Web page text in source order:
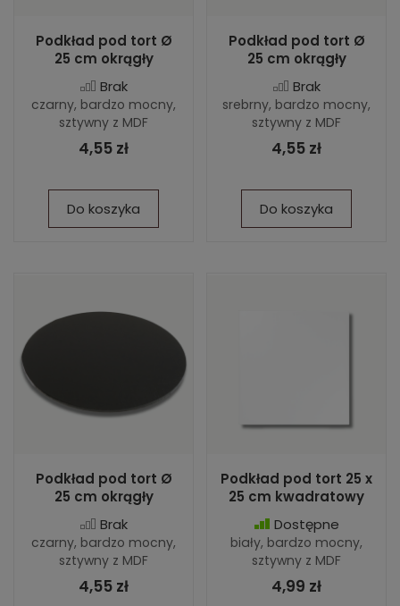
Podkład pod tort Ø
25 cm okrągły
Brak
czarny, bardzo mocny,
sztywny z MDF
4,55 zł
Do koszyka
Podkład pod tort Ø
25 cm okrągły
Brak
srebrny, bardzo mocny,
sztywny z MDF
4,55 zł
Do koszyka
Podkład pod tort Ø
25 cm okrągły
Brak
czarny, bardzo mocny,
sztywny z MDF
4,55 zł
Podkład pod tort 25 x
25 cm kwadratowy
Dostępne
biały, bardzo mocny,
sztywny z MDF
4,99 zł